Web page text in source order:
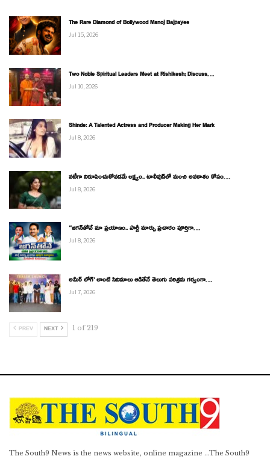
The Rare Diamond of Bollywood Manoj Bajpayee
Jul 15, 2026
Two Noble Spiritual Leaders Meet at Rishikesh; Discuss…
Jul 10, 2026
Shinde: A Talented Actress and Producer Making Her Mark
Jul 8, 2026
నటీగా నిరూపించుకోవడమే లక్ష్యం.. టాలీవుడ్‌లో మంచి అవకాశం కోసం…
Jul 8, 2026
“జగన్‌తోనే మా ప్రయాణం.. పార్టీ మార్పు ప్రచారం పూర్తిగా…
Jul 8, 2026
అమీర్ లోగ్’ లాంటి సినిమాలు ఆడితేనే తెలుగు పరిశ్రమ గర్వంగా…
Jul 7, 2026
PREV NEXT 1 of 219
The South9 News is the news website, online magazine ...The South9